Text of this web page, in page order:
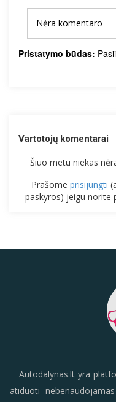
Nėra komentaro
Pristatymo būdas:
Vartotojų komentarai
Šiuo metu niekas
Prašome prisijungti
paskyros) jeigu norite
Autodalynas.lt yra
atiduoti